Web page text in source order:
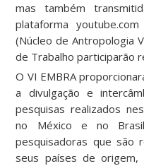
mas também
plataforma
(Núcleo de Antropologia
de Trabalho participarão
O VI EMBRA
a divulgação e
pesquisas realizados
no México e no
pesquisadoras que são
seus países de